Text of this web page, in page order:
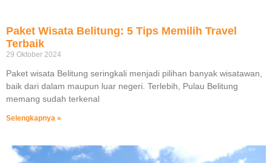
Paket Wisata Belitung: 5 Tips Memilih Travel
Terbaik
29 Oktober 2024
Paket wisata Belitung seringkali menjadi pilihan banyak wisatawan,
baik dari dalam maupun luar negeri. Terlebih, Pulau Belitung
memang sudah terkenal
Selengkapnya »